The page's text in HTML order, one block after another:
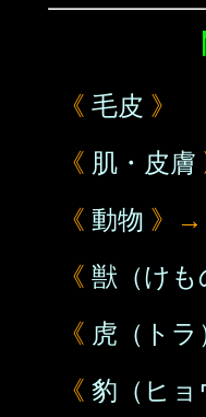
《 毛皮 》
《 肌・皮膚
《 動物 》→
《 獣（けも
《 虎（トラ
《 豹（ヒョ